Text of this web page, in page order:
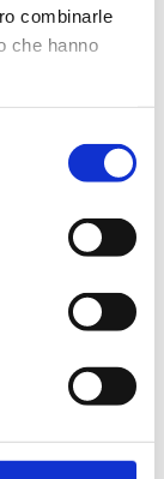
combinarle
che hanno